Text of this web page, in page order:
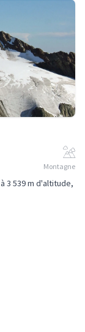
Montagne
3 539 m d'altitude,